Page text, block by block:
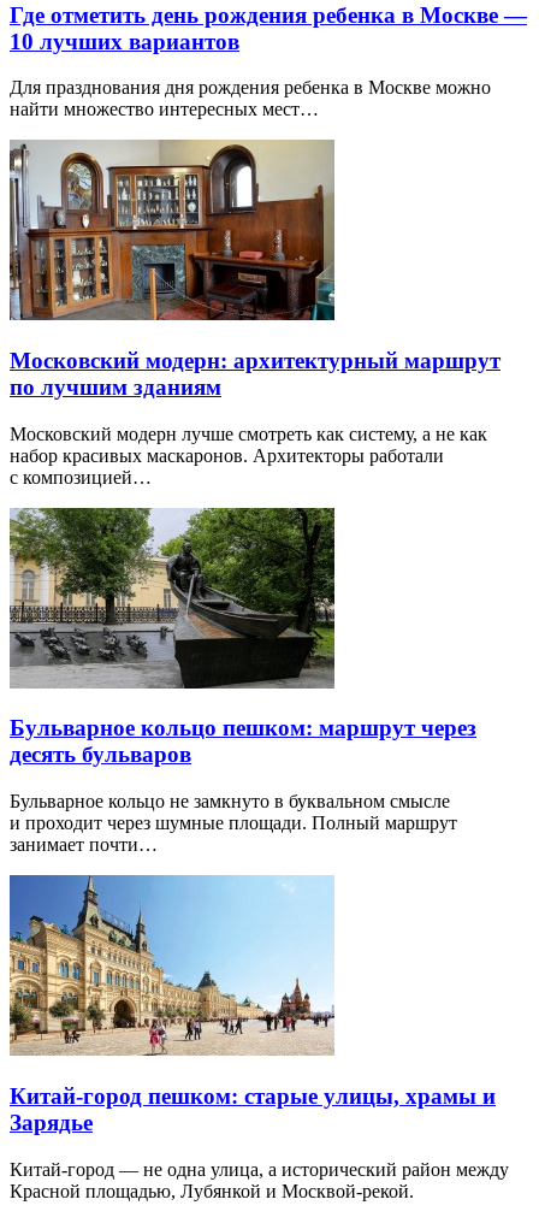
Где отметить день рождения ребенка в Москве —
10 лучших вариантов
Для празднования дня рождения ребенка в Москве можно
найти множество интересных мест…
Московский модерн: архитектурный маршрут
по лучшим зданиям
Московский модерн лучше смотреть как систему, а не как
набор красивых маскаронов. Архитекторы работали
с композицией…
Бульварное кольцо пешком: маршрут через
десять бульваров
Бульварное кольцо не замкнуто в буквальном смысле
и проходит через шумные площади. Полный маршрут
занимает почти…
Китай-город пешком: старые улицы, храмы и
Зарядье
Китай-город — не одна улица, а исторический район между
Красной площадью, Лубянкой и Москвой-рекой.